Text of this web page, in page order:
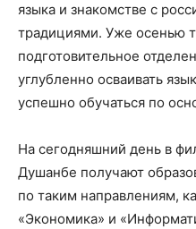
языка и знакомстве с
традициями. Уже осенью
подготовительное
углубленно осваивать
успешно обучаться по
На сегодняшний день в
Душанбе получают
по таким направлениям,
«Экономика» и